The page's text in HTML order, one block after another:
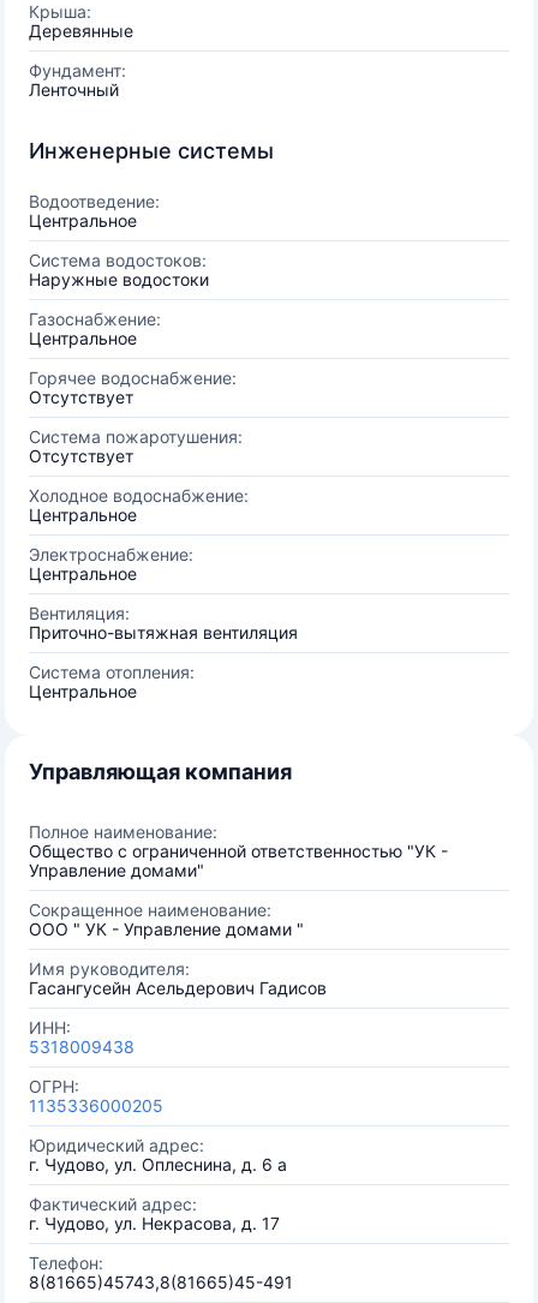
Крыша:
Деревянные
Фундамент:
Ленточный
Инженерные системы
Водоотведение:
Центральное
Система водостоков:
Наружные водостоки
Газоснабжение:
Центральное
Горячее водоснабжение:
Отсутствует
Система пожаротушения:
Отсутствует
Холодное водоснабжение:
Центральное
Электроснабжение:
Центральное
Вентиляция:
Приточно-вытяжная вентиляция
Система отопления:
Центральное
Управляющая компания
Полное наименование:
Общество с ограниченной ответственностью "УК -
Управление домами"
Сокращенное наименование:
OOO " УК - Управление домами "
Имя руководителя:
Гасангусейн Асельдерович Гадисов
ИНН:
5318009438
ОГРН:
1135336000205
Юридический адрес:
г. Чудово, ул. Оплеснина, д. 6 а
Фактический адрес:
г. Чудово, ул. Некрасова, д. 17
Телефон:
8(81665)45743,8(81665)45-491